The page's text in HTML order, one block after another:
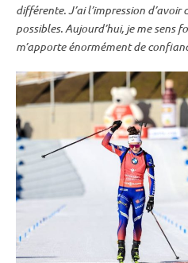
différente. J’ai l’impression
possibles. Aujourd’hui, je me sens
m’apporte énormément de